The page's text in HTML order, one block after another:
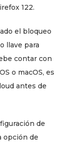
122.
el bloqueo
llave para
contar con
o macOS, es
antes de
de
opción de